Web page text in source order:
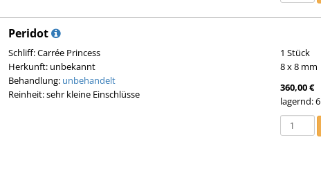
Peridot
Schliff: Carrée Princess
Herkunft: unbekannt
Behandlung: unbehandelt
Reinheit: sehr kleine Einschlüsse
1 Stück
8 x 8 mm
360,00 €
lagernd: 6